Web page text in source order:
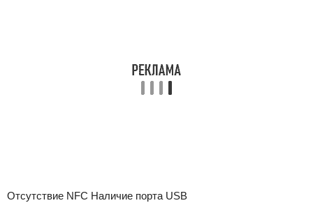
Отсутствие NFC Наличие порта USB